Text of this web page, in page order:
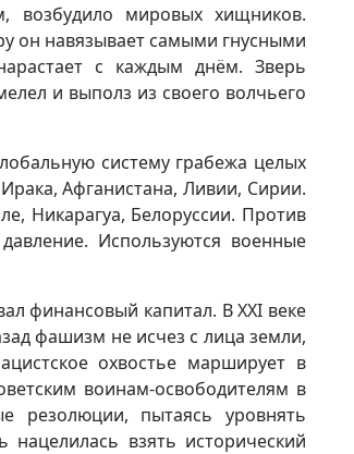
возбудило мировых хищников.
он навязывает самыми гнусными
с каждым днём. Зверь
и выполз из своего волчьего
систему грабежа целых
Афганистана, Ливии, Сирии.
Никарагуа, Белоруссии. Против
Используются военные
финансовый капитал. В ХХI веке
фашизм не исчез с лица земли,
охвостье марширует в
воинам-освободителям в
резолюции, пытаясь уровнять
взять исторический